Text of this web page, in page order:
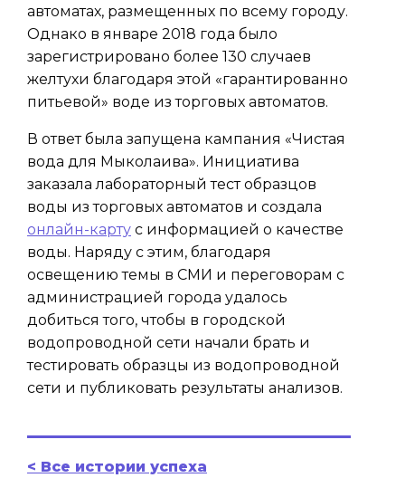
автоматах, размещенных по всему городу.
Однако в январе 2018 года было
зарегистрировано более 130 случаев
желтухи благодаря этой «гарантированно
питьевой» водe из торговых автоматов.
В ответ была запущена кампания «Чистая
вода для Мыколаива». Инициатива
заказала лабораторный тест образцов
воды из торговых автоматов и создала
онлайн-карту с информацией о качестве
воды. Наряду с этим, благодаря
освещению темы в СМИ и переговорам с
администрацией города удалось
добиться того, чтобы в городской
водопроводной сети начали брать и
тестировать образцы из водопроводной
сети и публиковать результаты анализов.
< Все истории успеха